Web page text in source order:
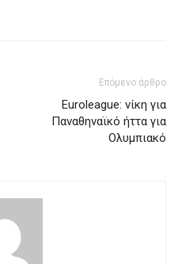
Επόμενο άρθρο
Euroleague: νίκη για
Παναθηναϊκό ήττα για
Ολυμπιακό